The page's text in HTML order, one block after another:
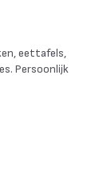
eettafels,
Persoonlijk